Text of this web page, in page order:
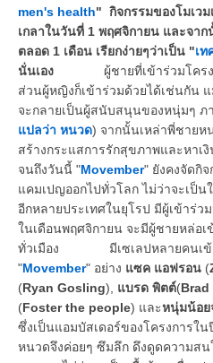
men's health" กิจกรรมของโมเวม
เกลาในวันที่ 1 พฤศจิกายน และจา
ตลอด 1 เดือน เรียกง่ายๆว่าเป็น "เ
นั่นเอง ผู้ชายที่เข้าร่วมโครงกา
ส่วนผู้หญิงก็เข้าร่วมด้วยได้เช่นกัน
จะกลายเป็นผู้สนับสนุนของหนุ่มๆ ภ
แปลว่า หนวด) จากนั้นเหล่าพี่ชายห
สร้างกระแสการรักสุขภาพและหา
จนถึงวันนี้ "Movember" ยังคงจัดกิ
แคมเปญออกไปทั่วโลก ไม่ว่าจะเป็
อีกหลายประเทศในยุโรป มีผู้เข้าร่
ในเดือนพฤศจิกายน จะมีผู้ชายหล่อ
ทั่วเมือง มีเซเลปหลายคนเข้า
"Movember" อย่าง แซค แอฟรอน (
(Ryan Gosling), แบรด พิตต์(Brad
(Foster the people) และหนุ่มน้อย
ซึ่งเป็นแอมบัสเดอร์ของโครงก
หนวดจึงค่อยๆ ซึมลึก ดึงดูดความสน